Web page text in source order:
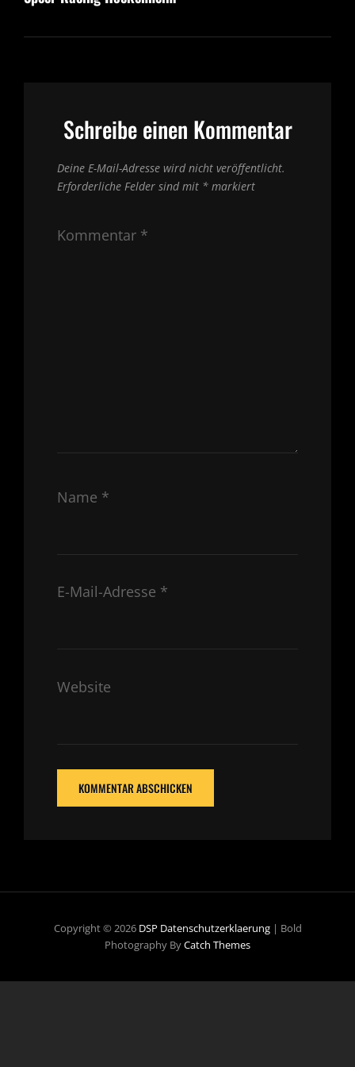
Schreibe einen Kommentar
Deine E-Mail-Adresse wird nicht veröffentlicht.
Erforderliche Felder sind mit * markiert
Kommentar *
Name *
E-Mail-Adresse *
Website
Copyright © 2026 DSP Datenschutzerklaerung| Bold
Photography ByCatch Themes